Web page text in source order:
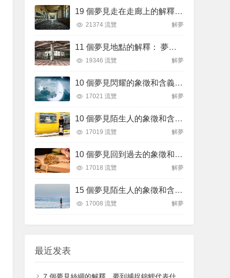
19 個夢見走在走廊上的解釋：夢見自己在走廊裡迷路、夢見在走廊被搶劫
21374 流覽 解夢
11 個夢見地點的解釋： 夢見尋找地方、夢見突然換地
19346 流覽 解夢
10 個夢見閃耀的象徵和含義解釋
17021 流覽 解夢
10 個夢見陌生人的象徵和含義解釋
17019 流覽 解夢
10 個夢見回到過去的象徵和含義解釋
17018 流覽 解夢
15 個夢見陌生人的象徵和含義解釋
17008 流覽 解夢
最近发表